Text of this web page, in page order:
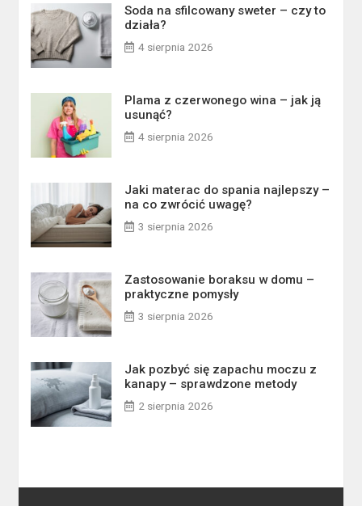
Soda na sfilcowany sweter – czy to
działa?
4 sierpnia 2026
Plama z czerwonego wina – jak ją
usunąć?
4 sierpnia 2026
Jaki materac do spania najlepszy –
na co zwrócić uwagę?
3 sierpnia 2026
Zastosowanie boraksu w domu –
praktyczne pomysły
3 sierpnia 2026
Jak pozbyć się zapachu moczu z
kanapy – sprawdzone metody
2 sierpnia 2026